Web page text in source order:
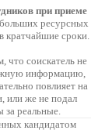
при приеме
ресурсных
кратчайшие сроки.
что соискатель не
информацию,
повлияет на
или же не подал
реальные.
кандидатом